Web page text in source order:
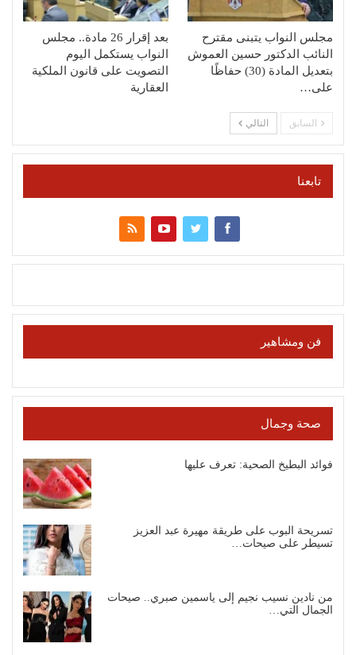
مجلس النواب يتبنى مقترح
النائب الدكتور حسين العموش
بتعديل المادة (30) حفاظًا
على…
بعد إقرار 26 مادة.. مجلس
النواب يستكمل اليوم
التصويت على قانون الملكية
العقارية
السابق التالي
تابعنا
فن ومشاهير
صحة وجمال
فوائد البطيخ الصحية: تعرف عليها
تسريحة البوب على طريقة مهيرة عبد العزيز
تسيطر على صيحات…
من نادين نسيب نجيم إلى ياسمين صبري.. صيحات
الجمال التي…